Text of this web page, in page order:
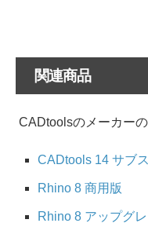
関連商品
CADtoolsのメーカーの
CADtools 14 サブ
Rhino 8 商用版
Rhino 8 アップグ